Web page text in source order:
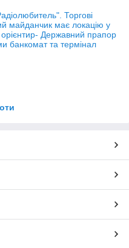
Торгові
майданчик має локацію у
Державний прапор
банкомат та термінал